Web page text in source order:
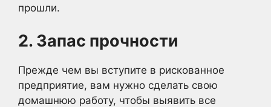
прошли.
2. Запас прочности
Прежде чем вы вступите в рискованное
предприятие, вам нужно сделать свою
домашнюю работу, чтобы выявить все